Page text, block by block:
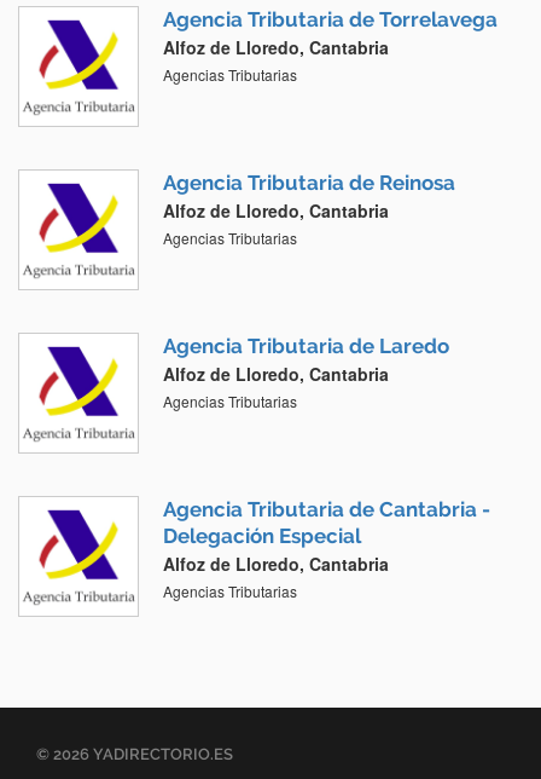
Agencia Tributaria de Torrelavega
Alfoz de Lloredo, Cantabria
Agencias Tributarias
Agencia Tributaria de Reinosa
Alfoz de Lloredo, Cantabria
Agencias Tributarias
Agencia Tributaria de Laredo
Alfoz de Lloredo, Cantabria
Agencias Tributarias
Agencia Tributaria de Cantabria -
Delegación Especial
Alfoz de Lloredo, Cantabria
Agencias Tributarias
© 2026 YADIRECTORIO.ES